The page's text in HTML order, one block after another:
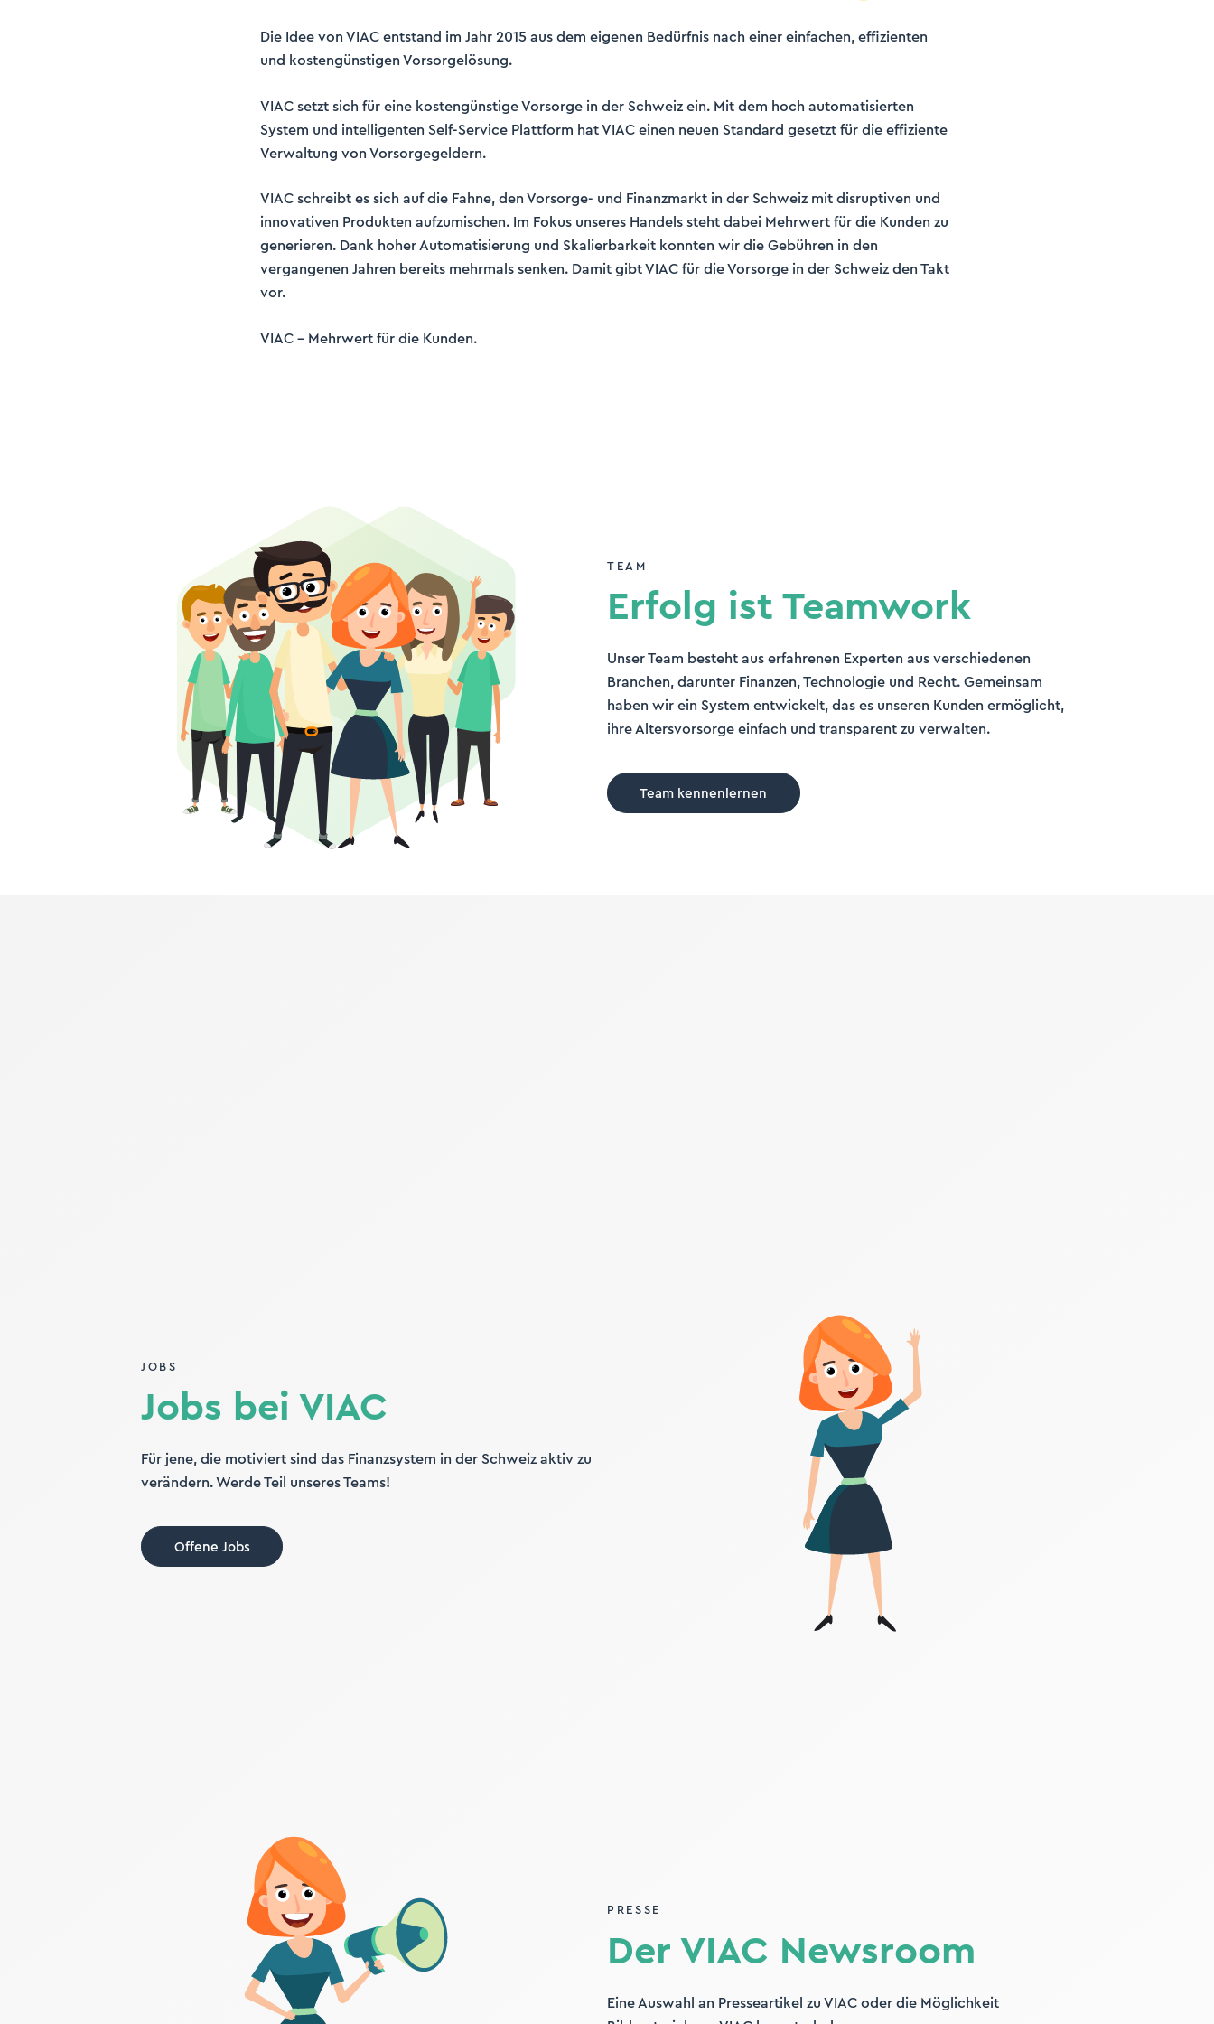
Die Idee von VIAC entstand im Jahr 2015 aus dem eigenen Bedürfnis nach einer einfachen, effizienten
und kostengünstigen Vorsorgelösung.
VIAC setzt sich für eine kostengünstige Vorsorge in der Schweiz ein. Mit dem hoch automatisierten
System und intelligenten Self-Service Plattform hat VIAC einen neuen Standard gesetzt für die effiziente
Verwaltung von Vorsorgegeldern.
VIAC schreibt es sich auf die Fahne, den Vorsorge- und Finanzmarkt in der Schweiz mit disruptiven und
innovativen Produkten aufzumischen. Im Fokus unseres Handels steht dabei Mehrwert für die Kunden zu
generieren. Dank hoher Automatisierung und Skalierbarkeit konnten wir die Gebühren in den
vergangenen Jahren bereits mehrmals senken. Damit gibt VIAC für die Vorsorge in der Schweiz den Takt
vor.
VIAC – Mehrwert für die Kunden.
TEAM
Erfolg ist Teamwork
Unser Team besteht aus erfahrenen Experten aus verschiedenen
Branchen, darunter Finanzen, Technologie und Recht. Gemeinsam
haben wir ein System entwickelt, das es unseren Kunden ermöglicht,
ihre Altersvorsorge einfach und transparent zu verwalten.
Team kennenlernen
JOBS
Jobs bei VIAC
Für jene, die motiviert sind das Finanzsystem in der Schweiz aktiv zu
verändern. Werde Teil unseres Teams!
Offene Jobs
PRESSE
Der VIAC Newsroom
Eine Auswahl an Presseartikel zu VIAC oder die Möglichkeit